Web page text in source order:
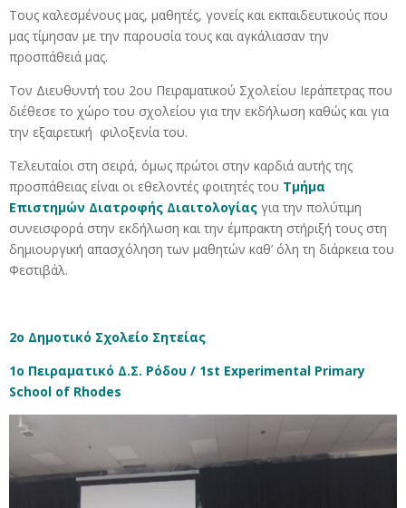
Τους καλεσμένους μας, μαθητές, γονείς και εκπαιδευτικούς που
μας τίμησαν με την παρουσία τους και αγκάλιασαν την
προσπάθειά μας.
Τον Διευθυντή του 2ου Πειραματικού Σχολείου Ιεράπετρας που
διέθεσε το χώρο του σχολείου για την εκδήλωση καθώς και για
την εξαιρετική φιλοξενία του.
Τελευταίοι στη σειρά, όμως πρώτοι στην καρδιά αυτής της
προσπάθειας είναι οι εθελοντές φοιτητές του Τμήμα
Επιστημών Διατροφής Διαιτολογίας για την πολύτιμη
συνεισφορά στην εκδήλωση και την έμπρακτη στήριξή τους στη
δημιουργική απασχόληση των μαθητών καθ’ όλη τη διάρκεια του
Φεστιβάλ.
2ο Δημοτικό Σχολείο Σητείας
1ο Πειραματικό Δ.Σ. Ρόδου / 1st Experimental Primary
School of Rhodes